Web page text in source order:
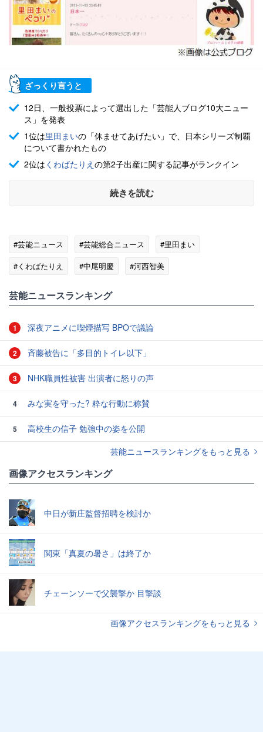
ざっくり言うと
12日、一般投票によって選出した「芸能人ブログ10大ニュー
ス」を発表
1位は里田まいの「休ませてあげたい」で、日本シリーズ制覇
について書かれたもの
2位は くわばたりえ の第2子出産に関する記事がランクイン
続きを読む
#芸能ニュース #芸能総合ニュース
#里田まい
#くわばたりえ
#中尾明慶
#河西智美
芸能ニュースランキング
1 深夜アニメに喫煙描写 BPOで議論
2 斉藤被告に「多目的トイレ以下」
3 NHK職員性被害 出演者に怒りの声
4 みな実を守った? 粋な行動に称賛
5
高校生の信子 勉強中の姿を公開
芸能ニュースランキングをもっと見る
画像アクセスランキング
中日が新庄監督招聘を検討か
関東「真夏の暑さ」は終了か
チェーンソーで父襲撃か 目撃談
画像アクセスランキングをもっと見る